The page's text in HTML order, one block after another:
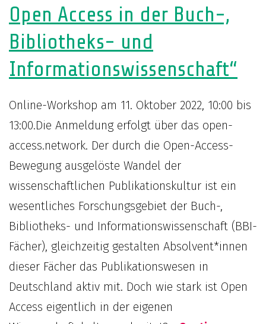
Open Access in der Buch-,
Bibliotheks- und
Informationswissenschaft“
Online-Workshop am 11. Oktober 2022, 10:00 bis
13:00.Die Anmeldung erfolgt über das open-
access.network. Der durch die Open-Access-
Bewegung ausgelöste Wandel der
wissenschaftlichen Publikationskultur ist ein
wesentliches Forschungsgebiet der Buch-,
Bibliotheks- und Informationswissenschaft (BBI-
Fächer), gleichzeitig gestalten Absolvent*innen
dieser Fächer das Publikationswesen in
Deutschland aktiv mit. Doch wie stark ist Open
Access eigentlich in der eigenen